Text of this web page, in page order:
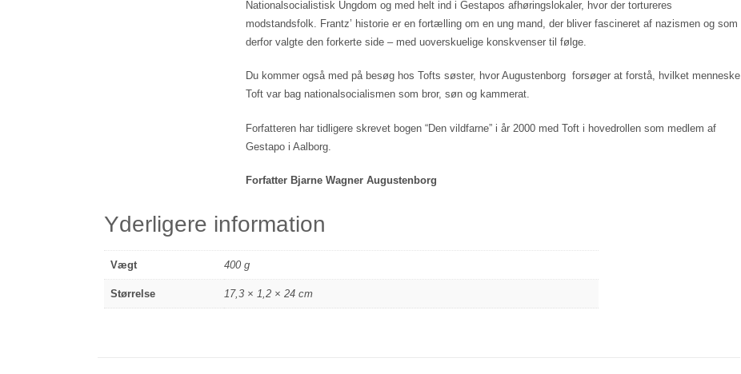
Nationalsocialistisk Ungdom og med helt ind i Gestapos afhøringslokaler, hvor der tortureres
modstandsfolk. Frantz’ historie er en fortælling om en ung mand, der bliver fascineret af nazismen og som
derfor valgte den forkerte side – med uoverskuelige konskvenser til følge.
Du kommer også med på besøg hos Tofts søster, hvor Augustenborg forsøger at forstå, hvilket menneske
Toft var bag nationalsocialismen som bror, søn og kammerat.
Forfatteren har tidligere skrevet bogen “Den vildfarne” i år 2000 med Toft i hovedrollen som medlem af
Gestapo i Aalborg.
Forfatter Bjarne Wagner Augustenborg
Yderligere information
Vægt 400 g
Størrelse 17,3 × 1,2 × 24 cm